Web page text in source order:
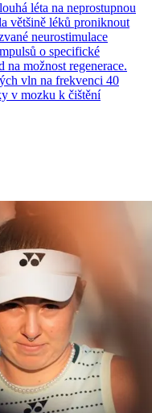
léta na neprostupnou
většině léků proniknout
neurostimulace
o specifické
možnost regenerace.
vln na frekvenci 40
v mozku k čištění